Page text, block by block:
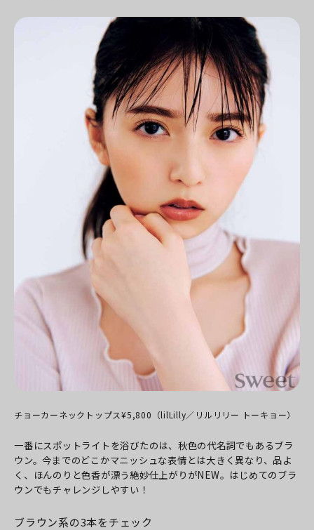
チョーカーネックトップス¥5,800（lilLilly／リルリリー トーキョー）
一番にスポットライトを浴びたのは、秋色の代名詞でもあるブラ
ウン。今までのどこかマニッシュな表情とは大きく異なり、品よ
く、ほんのりと色香が漂う絶妙仕上がりがNEW。はじめてのブラ
ウンでもチャレンジしやすい！
ブラウン系の3本をチェック